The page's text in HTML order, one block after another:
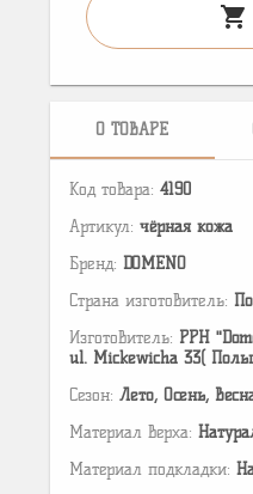
shopping_cart
О ТОВАРЕ
Код товара: 4190
Артикул: чёрная кожа
Бренд: DOMENO
Страна изготовитель:
Изготовитель: PPH
ul. Mickewicha 33(
Сезон: Лето, Осень,
Материал верха:
Материал подкладки: